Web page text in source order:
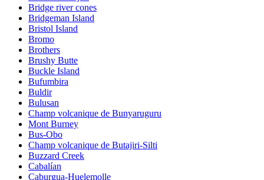
Bridge river cones
Bridgeman Island
Bristol Island
Bromo
Brothers
Brushy Butte
Buckle Island
Bufumbira
Buldir
Bulusan
Champ volcanique de Bunyaruguru
Mont Burney
Bus-Obo
Champ volcanique de Butajiri-Silti
Buzzard Creek
Cabalían
Caburgua-Huelemolle